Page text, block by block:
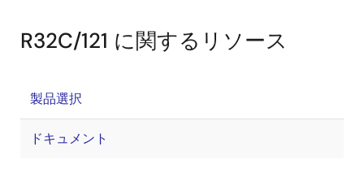
R32C/121 に関するリソース
製品選択
ドキュメント